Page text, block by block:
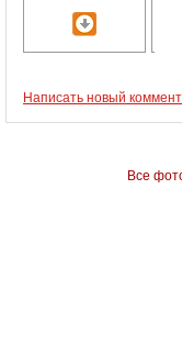
Написать новый
Все